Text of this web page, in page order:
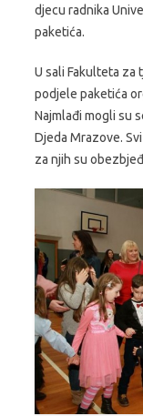
djecu radnika
paketića.
U sali Fakulteta
podjele paketića
Najmlađi mogli su
Djeda Mrazove.
za njih su